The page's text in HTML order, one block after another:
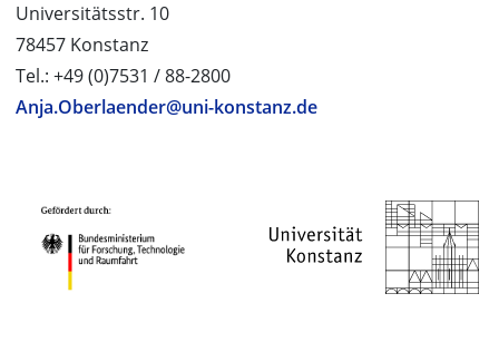
Universitätsstr. 10
78457 Konstanz
Tel.: +49 (0)7531 / 88-2800
Anja.Oberlaender@uni-konstanz.de